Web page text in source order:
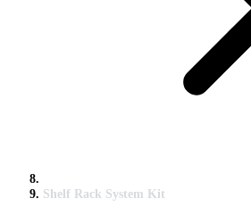
Shelf Rack System Kit